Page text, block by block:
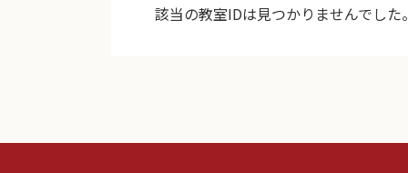
該当の教室IDは見つかりませんでした。